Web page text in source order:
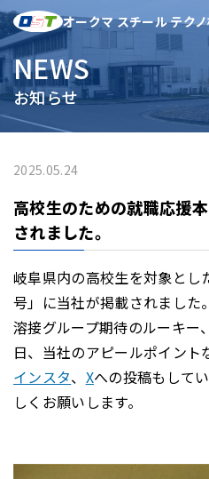
オークマ スチール テク
NEWS
お知らせ
2025.05.24
高校生のための就職応援
されました。
岐阜県内の高校生を対象と
号」に当社が掲載されました。
溶接グループ期待のルーキー
日、当社のアピールポイント
インスタ、 Xへの投稿もして
しくお願いします。